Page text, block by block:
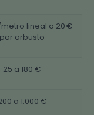
lineal o 20 €
por arbusto
25 a 180 €
a 1.000 €